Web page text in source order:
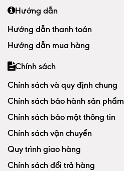
Hướng dẫn
Hướng dẫn thanh toán
Hướng dẫn mua hàng
Chính sách
Chính sách và quy định chung
Chính sách bảo hành sản phẩm
Chính sách bảo mật thông tin
Chính sách vận chuyển
Quy trình giao hàng
Chính sách đổi trả hàng